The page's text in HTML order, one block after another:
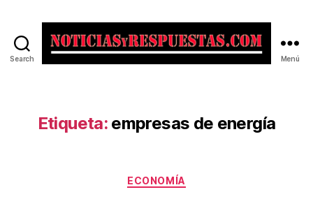
Search Menú
Etiqueta: empresas de energía
Categorías
ECONOMÍA